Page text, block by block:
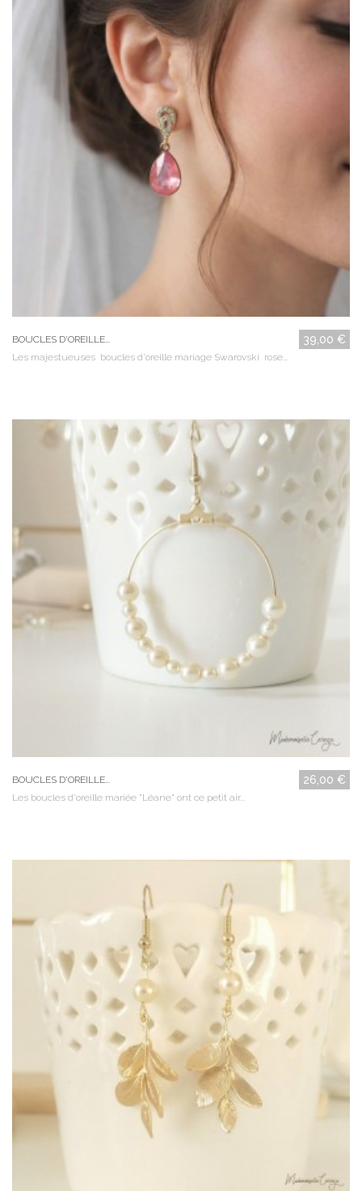
BOUCLES D'OREILLE... 39,00 €
Les majestueuses boucles d'oreille mariage Swarovski rose...
BOUCLES D'OREILLE... 26,00 €
Les boucles d'oreille mariée "Léane" ont ce petit air...